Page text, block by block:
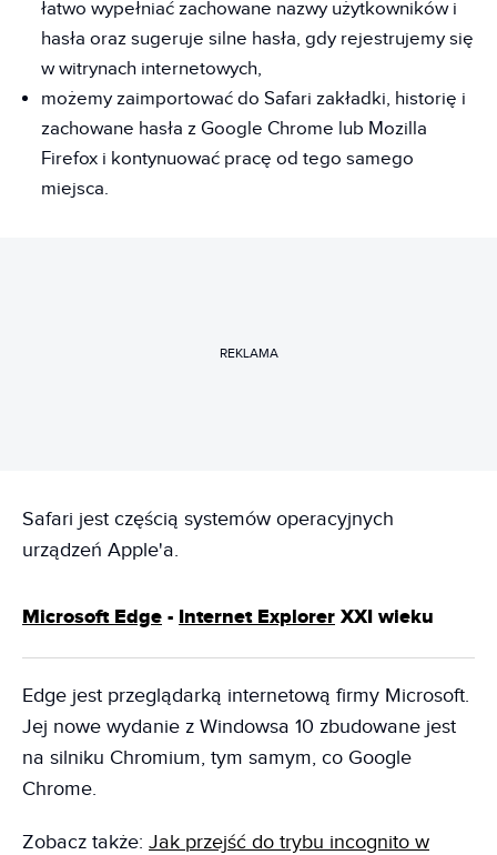
łatwo wypełniać zachowane nazwy użytkowników i
hasła oraz sugeruje silne hasła, gdy rejestrujemy się
w witrynach internetowych,
możemy zaimportować do Safari zakładki, historię i
zachowane hasła z Google Chrome lub Mozilla
Firefox i kontynuować pracę od tego samego
miejsca.
REKLAMA
Safari jest częścią systemów operacyjnych
urządzeń Apple'a.
Microsoft Edge - Internet Explorer XXI wieku
Edge jest przeglądarką internetową firmy Microsoft.
Jej nowe wydanie z Windowsa 10 zbudowane jest
na silniku Chromium, tym samym, co Google
Chrome.
Zobacz także: Jak przejść do trybu incognito w